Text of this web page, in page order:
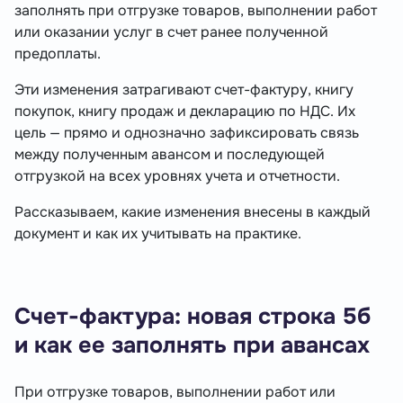
заполнять при отгрузке товаров, выполнении работ
или оказании услуг в счет ранее полученной
предоплаты.
Эти изменения затрагивают счет-фактуру, книгу
покупок, книгу продаж и декларацию по НДС. Их
цель — прямо и однозначно зафиксировать связь
между полученным авансом и последующей
отгрузкой на всех уровнях учета и отчетности.
Рассказываем, какие изменения внесены в каждый
документ и как их учитывать на практике.
Счет-фактура: новая строка 5б
и как ее заполнять при авансах
При отгрузке товаров, выполнении работ или